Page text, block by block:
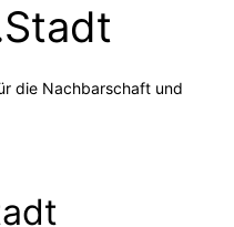
die Nachbarschaft und